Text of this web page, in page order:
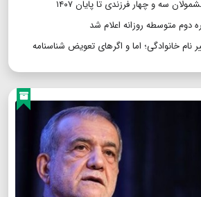
سه و چهار فرزندی تا پایان ۱۴۰۷
دوم متوسطه روزانه اعلام شد
نام خانوادگی؛ اما و اگرهای تعویض شناسنامه